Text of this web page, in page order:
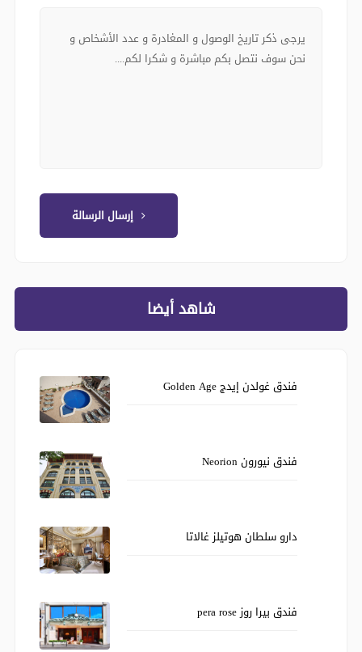
إرسال الرسالة
شاهد أيضا
فندق غولدن إيدج Golden Age
فندق نيورون Neorion
دارو سلطان هوتيلز غالاتا
فندق بيرا روز pera rose